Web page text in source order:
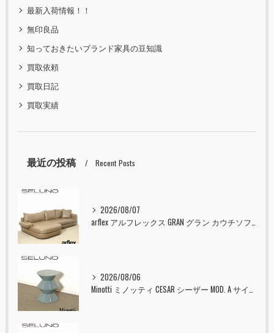
最新入荷情報！！
無印良品
知っておきたいブランド家具の豆知識
買取依頼
買取日記
買取実績
最近の投稿 Recent Posts
2026/08/07
2026/08/06